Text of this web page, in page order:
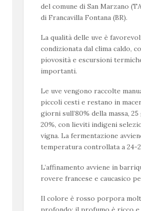
del comune di San Marzano
di Francavilla Fontana (BR).
La qualità delle uve è
condizionata dal clima caldo,
piovosità e escursioni
importanti.
Le uve vengono raccolte
piccoli cesti e restano in
giorni sull’80% della massa,
20%, con lieviti indigeni
vigna. La fermentazione
temperatura controllata a 24-
L’affinamento avviene in
rovere francese e caucasico
Il colore è rosso porpora